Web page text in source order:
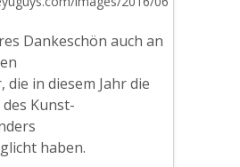
Dankeschön auch an
die in diesem Jahr die
Kunst-
haben.